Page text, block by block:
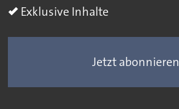
Exklusive Inhalte
Jetzt abonnieren